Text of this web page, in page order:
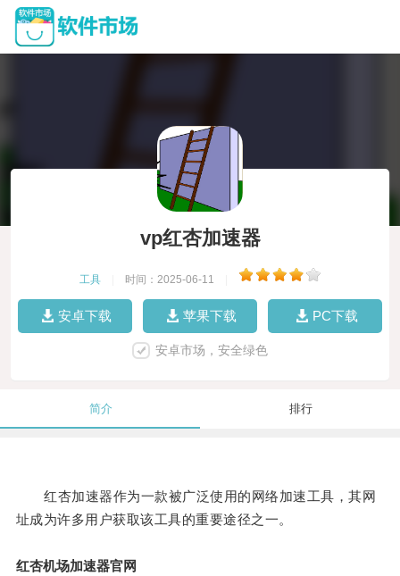
vp红杏加速器
工具 时间：2025-06-11
安卓下载 苹果下载 PC下载
安卓市场，安全绿色
简介 排行
红杏加速器作为一款被广泛使用的网络加速工具，其网
址成为许多用户获取该工具的重要途径之一。
红杏机场加速器官网